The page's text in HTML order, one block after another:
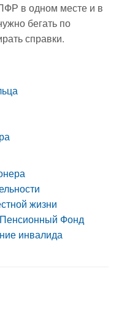
в одном месте и в
бегать по
справки.
жизни
Фонд
инвалида